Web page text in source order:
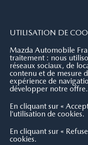
UTILISATION DE
Mazda Automobile
traitement : nous
réseaux sociaux, de
contenu et de mesure
expérience de
développer notre offre.
En cliquant sur «
l’utilisation de cookies.
En cliquant sur «
cookies.